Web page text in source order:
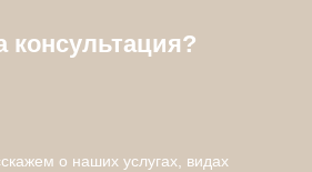
консультация?
о наших услугах, видах